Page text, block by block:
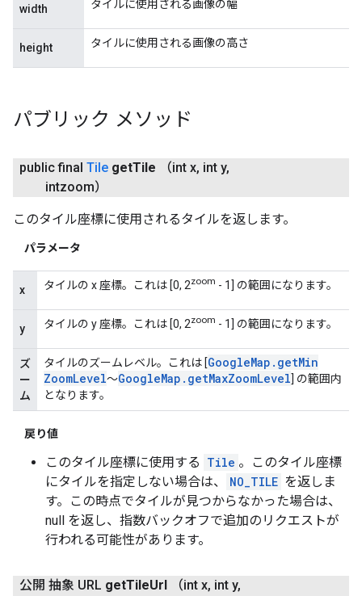
width タイルに使用される画像の幅
height タイルに使用される画像の高さ
パブリック メソッド
public final Tile getTile （int x, int y,
intzoom）
このタイル座標に使用されるタイルを返します。
パラメータ
x タイルの x 座標。これは [0, 2zoom - 1] の範囲になります。
y タイルの y 座標。これは [0, 2zoom - 1] の範囲になります。
ズ
ー
ム
タイルのズームレベル。これは [GoogleMap . getMin
ZoomLevel～GoogleMap . getMaxZoomLevel] の範囲内
となります。
戻り値
このタイル座標に使用する Tile 。このタイル座標
にタイルを指定しない場合は、
NO_TILE を返しま
す。この時点でタイルが見つからなかった場合は、
null を返し、指数バックオフで追加のリクエストが
行われる可能性があります。
公開 抽象 URL getTileUrl （int x, int y,